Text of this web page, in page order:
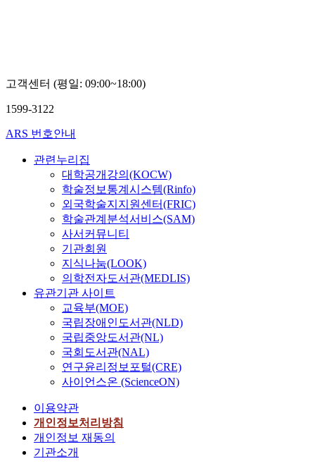
고객센터 (평일: 09:00~18:00)
1599-3122
ARS 번호안내
관련누리집
대학공개강의(KOCW)
학술정보통계시스템(Rinfo)
외국학술지지원센터(FRIC)
학술관계분석서비스(SAM)
사서커뮤니티
기관회원
지식나눔(LOOK)
의학전자도서관(MEDLIS)
유관기관 사이트
교육부(MOE)
국립장애인도서관(NLD)
국립중앙도서관(NL)
국회도서관(NAL)
연구윤리정보포털(CRE)
사이언스온 (ScienceON)
이용약관
개인정보처리방침
개인정보 재동의
기관소개